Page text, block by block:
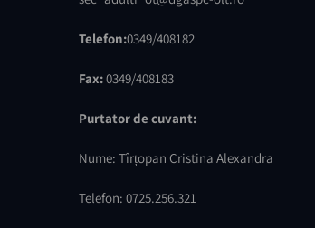
Telefon:0349/408182
Fax:0349/408183
Purtator de cuvant:
Nume: Tîrțopan Cristina Alexandra
Telefon: 0725.256.321